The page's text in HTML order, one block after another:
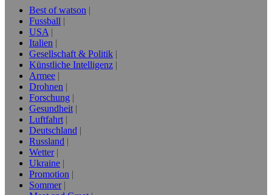
Best of watson
Fussball
USA
Italien
Gesellschaft & Politik
Künstliche Intelligenz
Armee
Drohnen
Forschung
Gesundheit
Luftfahrt
Deutschland
Russland
Wetter
Ukraine
Promotion
Sommer